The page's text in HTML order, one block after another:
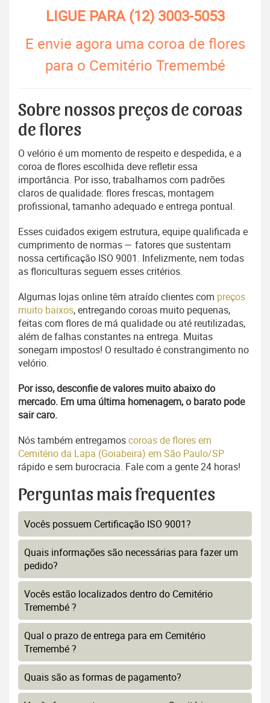
LIGUE PARA(12) 3003-5053
E envie agora uma coroa de flores
para o Cemitério Tremembé
Sobre nossos preços de coroas
de flores
O velório é um momento de respeito e despedida, e a
coroa de flores escolhida deve refletir essa
importância. Por isso, trabalhamos com padrões
claros de qualidade: flores frescas, montagem
profissional, tamanho adequado e entrega pontual.
Esses cuidados exigem estrutura, equipe qualificada e
cumprimento de normas — fatores que sustentam
nossa certificação ISO 9001. Infelizmente, nem todas
as floriculturas seguem esses critérios.
Algumas lojas online têm atraído clientes com preços
muito baixos, entregando coroas muito pequenas,
feitas com flores de má qualidade ou até reutilizadas,
além de falhas constantes na entrega. Muitas
sonegam impostos! O resultado é constrangimento no
velório.
Por isso, desconfie de valores muito abaixo do
mercado. Em uma última homenagem, o barato pode
sair caro.
Nós também entregamoscoroas de flores em
Cemitério da Lapa (Goiabeira) em São Paulo/SP
rápido e sem burocracia. Fale com a gente 24 horas!
Perguntas mais frequentes
Vocês possuem Certificação ISO 9001?
Quais informações são necessárias para fazer um
pedido?
Vocês estão localizados dentro do Cemitério
Tremembé ?
Qual o prazo de entrega para em Cemitério
Tremembé ?
Quais são as formas de pagamento?